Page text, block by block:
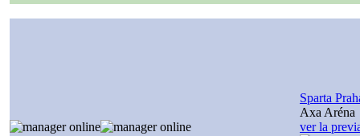
Sparta
Axa Aréna
ver la